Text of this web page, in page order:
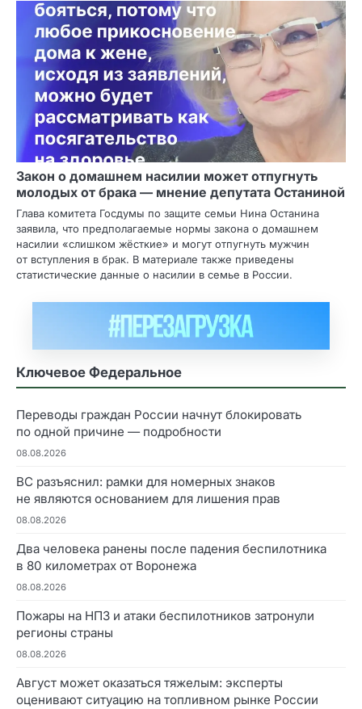
Закон о домашнем насилии может отпугнуть
молодых от брака — мнение депутата Останиной
Глава комитета Госдумы по защите семьи Нина Останина
заявила, что предполагаемые нормы закона о домашнем
насилии «слишком жёсткие» и могут отпугнуть мужчин
от вступления в брак. В материале также приведены
статистические данные о насилии в семье в России.
Ключевое Федеральное
Переводы граждан России начнут блокировать
по одной причине — подробности
08.08.2026
ВС разъяснил: рамки для номерных знаков
не являются основанием для лишения прав
08.08.2026
Два человека ранены после падения беспилотника
в 80 километрах от Воронежа
08.08.2026
Пожары на НПЗ и атаки беспилотников затронули
регионы страны
08.08.2026
Август может оказаться тяжелым: эксперты
оценивают ситуацию на топливном рынке России